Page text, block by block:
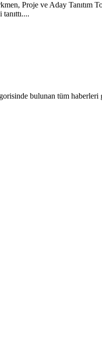
Proje ve Aday Tanıtım
bulunan tüm